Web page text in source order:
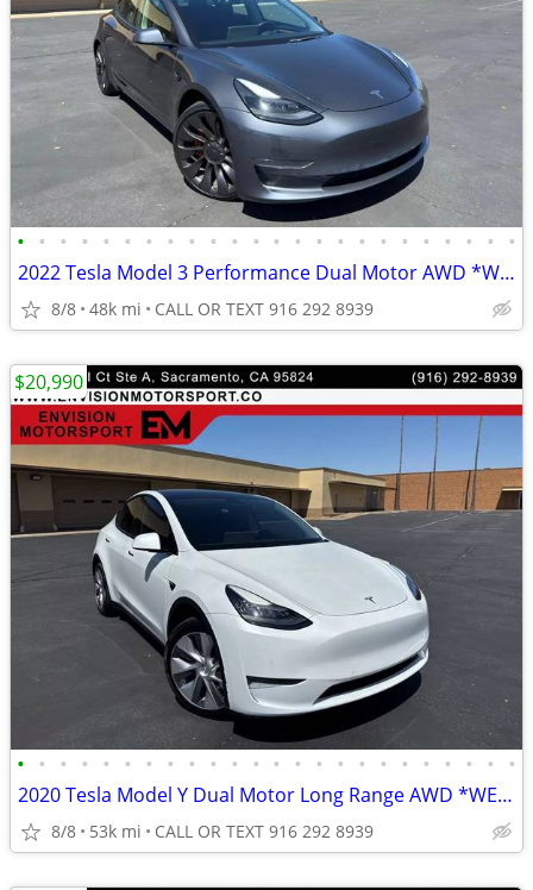
• • • • • • • • • • • • • • • • • • • • • • • •
2022 Tesla Model 3 Performance Dual Motor AWD *WE FINANCE*
8/8 48k mi CALL OR TEXT 916 292 8939
• • • • • • • • • • • • • • • • • • • • • • • •
2020 Tesla Model Y Dual Motor Long Range AWD *WE FINANCE*
8/8 53k mi CALL OR TEXT 916 292 8939
$20,990